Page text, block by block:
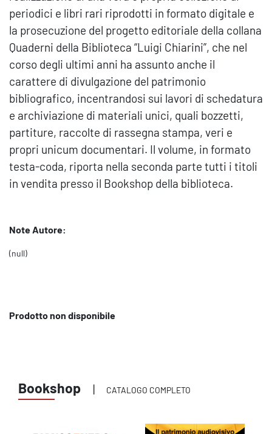
periodici e libri rari riprodotti in formato digitale e
la prosecuzione del progetto editoriale della collana
Quaderni della Biblioteca “Luigi Chiarini”, che nel
corso degli ultimi anni ha assunto anche il
carattere di divulgazione del patrimonio
bibliografico, incentrandosi sui lavori di schedatura
e archiviazione di materiali unici, quali bozzetti,
partiture, raccolte di rassegna stampa, veri e
propri unicum documentari. Il volume, in formato
testa-coda, riporta nella seconda parte tutti i titoli
in vendita presso il Bookshop della biblioteca.
Note Autore:
(null)
Prodotto non disponibile
Bookshop | CATALOGO COMPLETO